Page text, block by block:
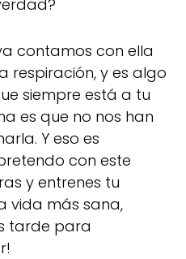
contamos con ella
respiración, y es algo
siempre está a tu
es que no nos han
Y eso es
con este
y entrenes tu
vida más sana,
tarde para